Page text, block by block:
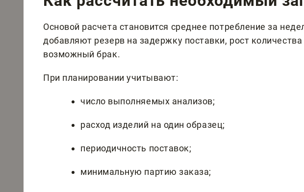
Основой расчета становится среднее потребление за
добавляют резерв на задержку поставки, рост
возможный брак.
При планировании учитывают:
число выполняемых анализов;
расход изделий на один образец;
периодичность поставок;
минимальную партию заказа;